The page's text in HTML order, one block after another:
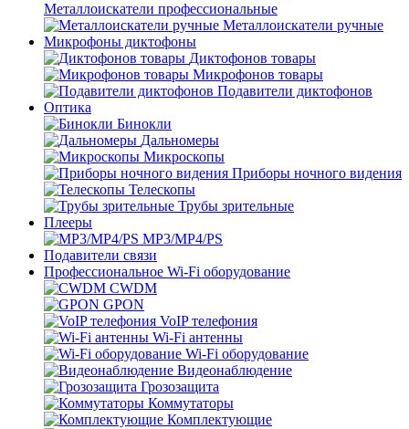
Металлоискатели профессиональные
Металлоискатели ручные
Микрофоны диктофоны
Диктофонов товары
Микрофонов товары
Подавители диктофонов
Оптика
Бинокли
Дальномеры
Микроскопы
Приборы ночного видения
Телескопы
Трубы зрительные
Плееры
MP3/MP4/PS
Подавители связи
Профессиональное Wi-Fi оборудование
CWDM
GPON
VoIP телефония
Wi-Fi антенны
Wi-Fi оборудование
Видеонаблюдение
Грозозащита
Коммутаторы
Комплектующие